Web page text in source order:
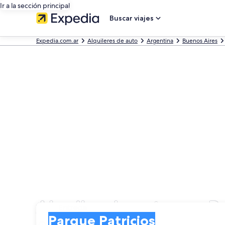
Ir a la sección principal
Buscar viajes
Expedia.com.ar Alquileres de auto Argentina Buenos Aires
Alquiler de autos en
Parque Patricios